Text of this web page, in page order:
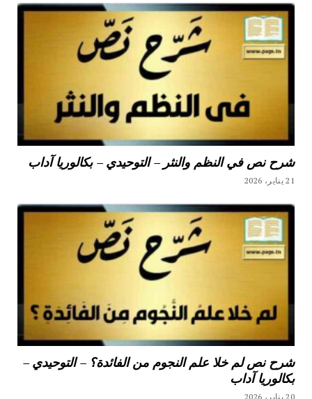
شرح نص في النظم والنثر – التوحيدي – بكالوريا آداب
21 يناير، 2026
شرح نص لم خلا علم النجوم من الفائدة؟ – التوحيدي –
بكالوريا آداب
20 يناير، 2026